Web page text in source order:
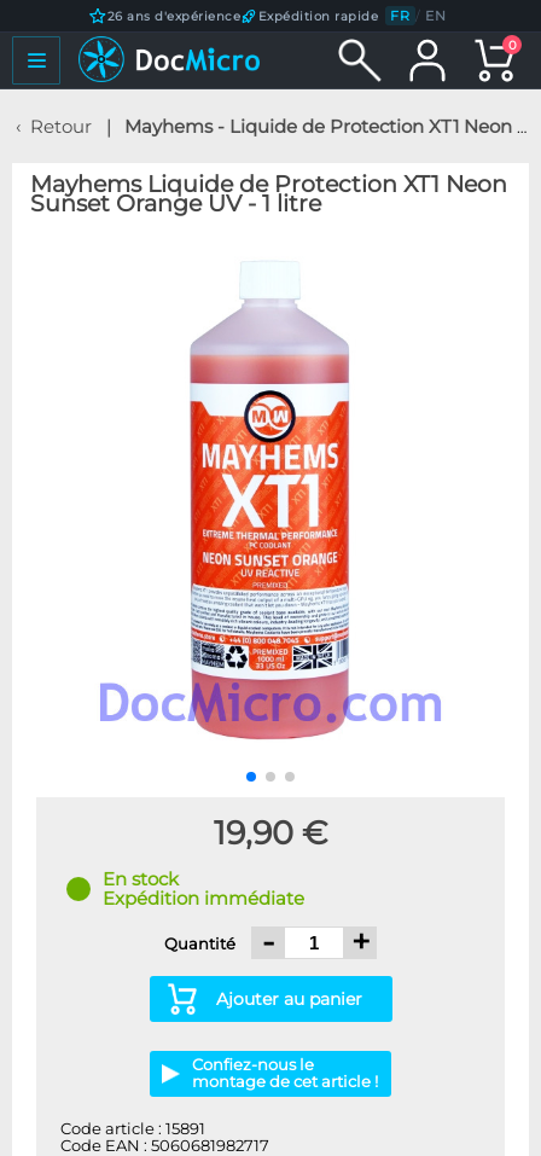
26 ans d'expérience Expédition rapide FR / EN
0
Retour Mayhems - Liquide de Protection XT1 Neon Sunset Orange UV - 1 litre
Mayhems Liquide de Protection XT1 Neon
Sunset Orange UV - 1 litre
19,90 €
En stock
Expédition immédiate
Quantité - +
Ajouter au panier
Confiez-nous le
montage de cet article !
Code article : 15891
Code EAN : 5060681982717